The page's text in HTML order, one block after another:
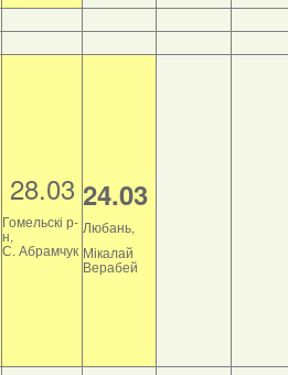
28.03
Гомельскі р-
н,
С. Абрамчук
24.03
Любань,
Мікалай
Верабей